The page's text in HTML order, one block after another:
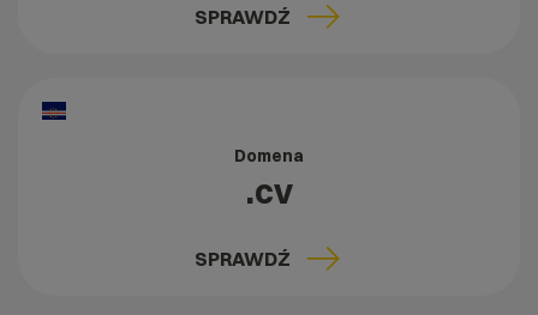
SPRAWDŹ
Domena
.cv
SPRAWDŹ